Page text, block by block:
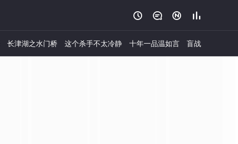
   
长津湖之水门桥 这个杀手不太冷静 十年一品温如言 盲战